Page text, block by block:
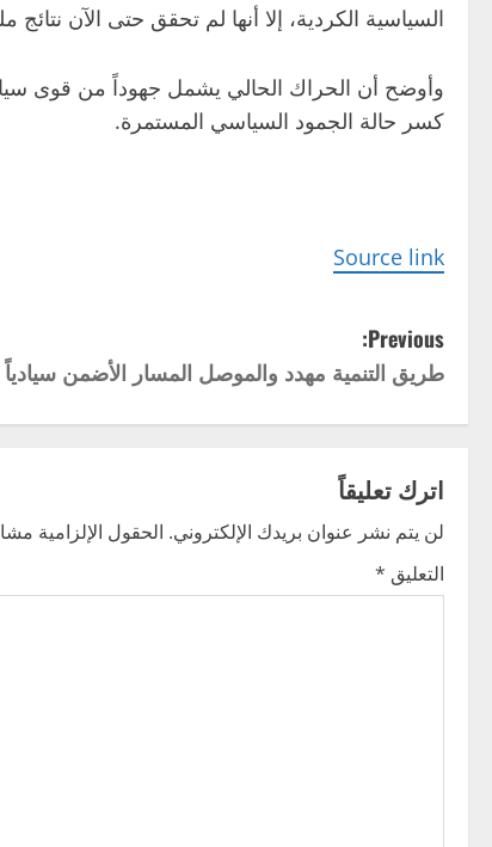
السياسية الكردية، إلا أنها لم تحقق حتى الآن
وأوضح أن الحراك الحالي يشمل جهوداً من قوى
كسر حالة الجمود السياسي المستمرة.
Source link
P
o
s
t
n
a
Previous:
طريق التنمية مهدد والموصل المسار الأضمن سيادياً
اترك تعليقاً
لن يتم نشر عنوان بريدك الإلكتروني. الحقول الإلزامية
التعليق *